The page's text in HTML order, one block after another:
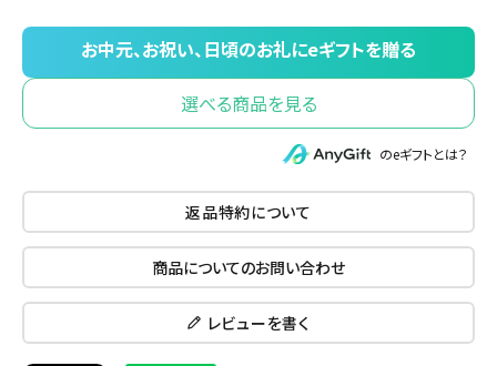
選べる商品を見る
のeギフトとは？
返品特約について
商品についてのお問い合わせ
レビューを書く